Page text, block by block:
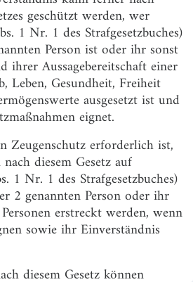
Zeugenschutzdienststelle
justizförmigen Verfahren
freiheitsentziehenden
geschützt werden, wer
1 Nr. 1 des Strafgesetzbuches)
Person ist oder ihr sonst
ihrer Aussagebereitschaft einer
Leben, Gesundheit, Freiheit
ausgesetzt ist und
eignet.
Zeugenschutz erforderlich ist,
diesem Gesetz auf
1 Nr. 1 des Strafgesetzbuches)
2 genannten Person oder ihr
erstreckt werden, wenn
sowie ihr Einverständnis
diesem Gesetz können